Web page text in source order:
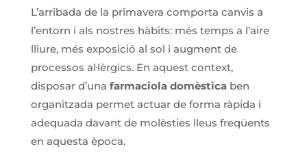
L’arribada de la primavera comporta canvis a
l’entorn i als nostres hàbits: més temps a l’aire
lliure, més exposició al sol i augment de
processos al·lèrgics. En aquest context,
disposar d’una farmaciola domèsticaben
organitzada permet actuar de forma ràpida i
adequada davant de molèsties lleus freqüents
en aquesta època.